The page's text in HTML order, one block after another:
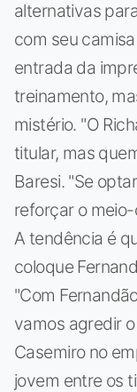
alternativas
com seu
entrada da
treinamento,
mistério. "O
titular, mas
Baresi. "Se
reforçar o
A tendência é
coloque
"Com
vamos agredir
Casemiro no
jovem entre os